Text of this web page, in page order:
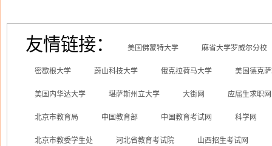
友情链接： 美国佛蒙特大学 麻省大学罗威尔分校
密歇根大学 蔚山科技大学 俄克拉荷马大学 美国德克
美国内华达大学 堪萨斯州立大学 大街网 应届生求职网
北京市教育局 中国教育部 中国教育考试网 科学网
北京市教委学生处 河北省教育考试院 山西招生考试网